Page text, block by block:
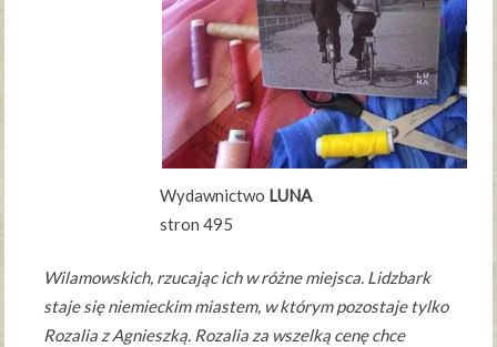
Wydawnictwo LUNA
stron 495
Wilamowskich, rzucając ich w różne miejsca. Lidzbark
staje się niemieckim miastem, w którym pozostaje tylko
Rozalia z Agnieszką. Rozalia za wszelką cenę chce